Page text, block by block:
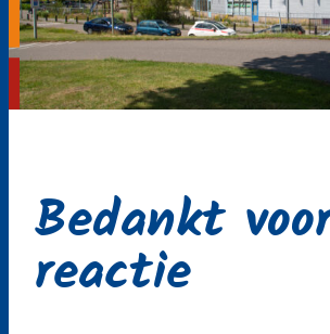
Bedankt
reactie